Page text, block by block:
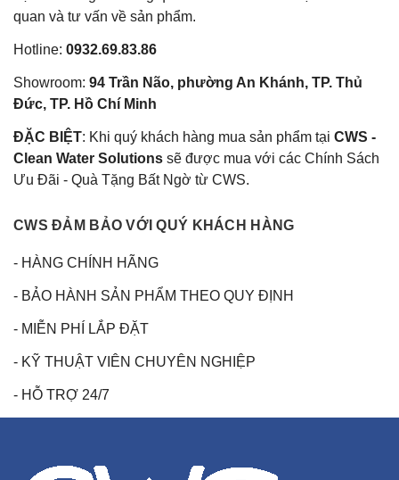
quan và tư vấn về sản phẩm.
Hotline: 0932.69.83.86
Showroom: 94 Trần Não, phường An Khánh, TP. Thủ
Đức, TP. Hồ Chí Minh
ĐẶC BIỆT: Khi quý khách hàng mua sản phẩm tại CWS -
Clean Water Solutions sẽ được mua với các Chính Sách
Ưu Đãi - Quà Tặng Bất Ngờ từ CWS.
CWS ĐẢM BẢO VỚI QUÝ KHÁCH HÀNG
- HÀNG CHÍNH HÃNG
- BẢO HÀNH SẢN PHẨM THEO QUY ĐỊNH
- MIỄN PHÍ LẮP ĐẶT
- KỸ THUẬT VIÊN CHUYÊN NGHIỆP
- HỖ TRỢ 24/7